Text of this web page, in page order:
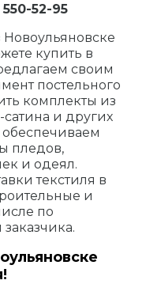
52-95
купить в
своим
постельного
комплекты из
сатина и других
пледов,
и одеял.
текстиля в
и
по